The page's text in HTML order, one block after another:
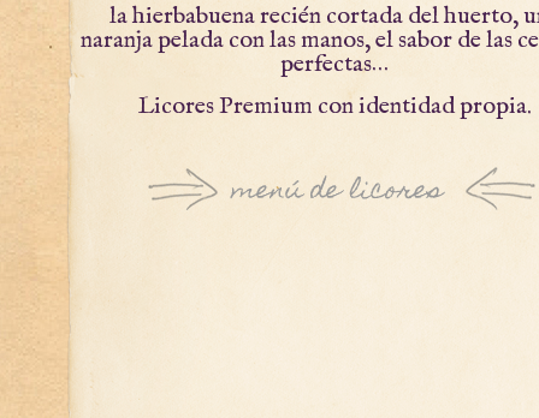
la hierbabuena recién cortada del huerto,
naranja pelada con las manos, el sabor de las
perfectas…
Licores Premium con identidad propia.